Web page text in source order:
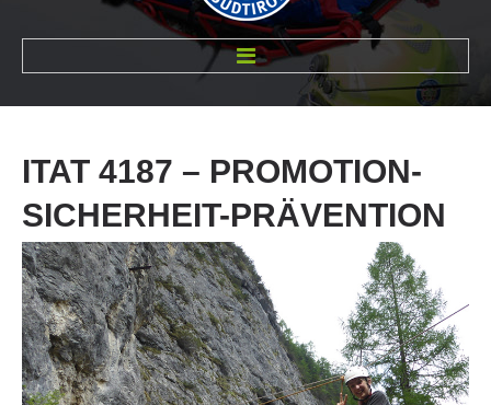
ITAT 4187 – PROMOTION-
SICHERHEIT-PRÄVENTION